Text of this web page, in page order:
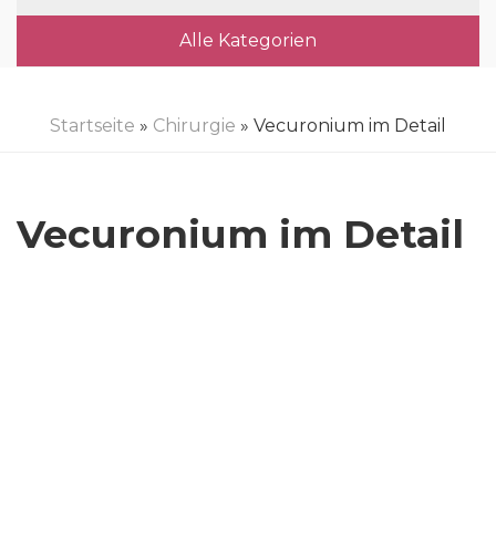
Alle Kategorien
Startseite » Chirurgie » Vecuronium im Detail
Vecuronium im Detail